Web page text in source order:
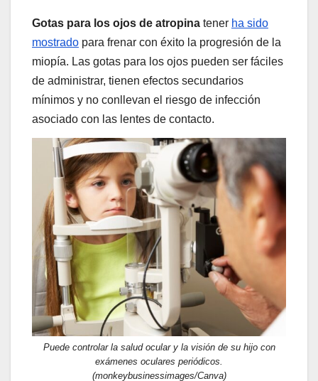
Gotas para los ojos de atropina tener ha sido
mostrado para frenar con éxito la progresión de la
miopía. Las gotas para los ojos pueden ser fáciles
de administrar, tienen efectos secundarios
mínimos y no conllevan el riesgo de infección
asociado con las lentes de contacto.
Puede controlar la salud ocular y la visión de su hijo con
exámenes oculares periódicos.
(monkeybusinessimages/Canva)